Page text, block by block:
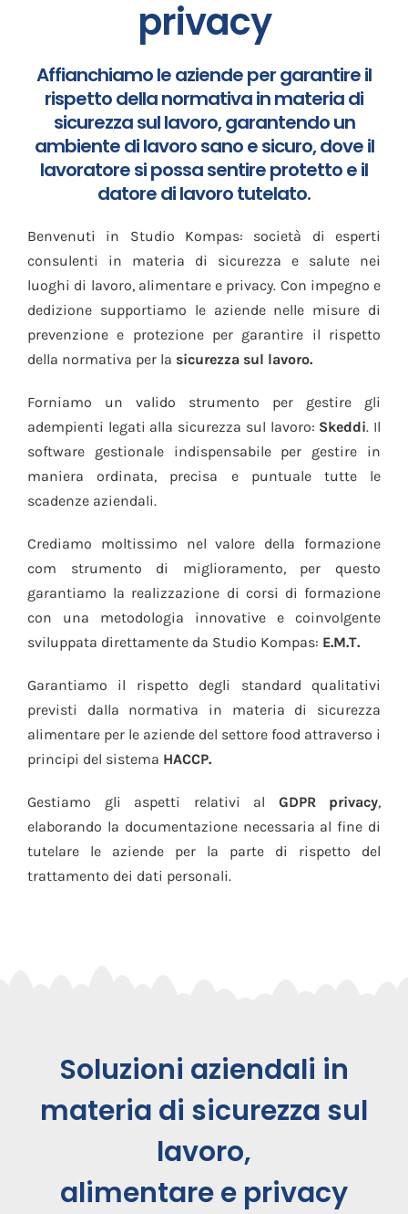
privacy
Affianchiamo le aziende per garantire il
rispetto della normativa in materia di
sicurezza sul lavoro, garantendoun
ambiente di lavoro sano e sicuro, dove il
lavoratore si possa sentire protetto e il
datore di lavoro tutelato.
Benvenuti in Studio Kompas: società di esperti
consulenti in materia di sicurezza e salute nei
luoghi di lavoro, alimentare e privacy. Con impegno e
dedizione supportiamo le aziende nelle misure di
prevenzione e protezione per garantire il rispetto
della normativa per la sicurezza sul lavoro.
Forniamo un valido strumento per gestire gli
adempienti legati alla sicurezza sul lavoro: Skeddi. Il
software gestionale indispensabile per gestire in
maniera ordinata, precisa e puntuale tutte le
scadenze aziendali.
Crediamo moltissimo nel valore della formazione
com strumento di miglioramento, per questo
garantiamo la realizzazione di corsi di formazione
con una metodologia innovative e coinvolgente
sviluppata direttamente da Studio Kompas: E.M.T.
Garantiamo il rispetto degli standard qualitativi
previsti dalla normativa in materia di sicurezza
alimentare per le aziende del settore food attraverso i
principi del sistema HACCP.
Gestiamo gli aspetti relativi al GDPR privacy,
elaborando la documentazione necessaria al fine di
tutelare le aziende per la parte di rispetto del
trattamento dei dati personali.
Soluzioni aziendali in
materia di sicurezza sul
lavoro,
alimentare e privacy